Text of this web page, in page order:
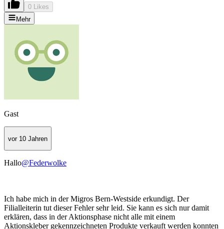
0 Likes
Mehr
Gast
vor 10 Jahren
Hallo@Federwolke
Ich habe mich in der Migros Bern-Westside erkundigt. Der
Filialleiterin tut dieser Fehler sehr leid. Sie kann es sich nur damit
erklären, dass in der Aktionsphase nicht alle mit einem
Aktionskleber gekennzeichneten Produkte verkauft werden konnten